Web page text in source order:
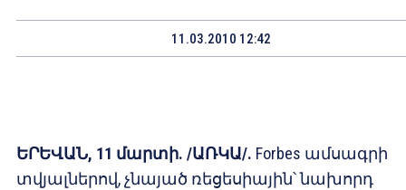
11.03.2010 12:42
ԵՐԵՎԱՆ, 11 մարտի. /ԱՌԿԱ/. Forbes ամսագրի
տվյալներով, չնայած ռեցեսիային՝ նախորդ